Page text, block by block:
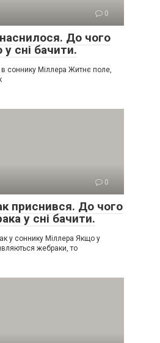
0
До чого
сні бачити.
соннику Міллера Житнє поле,
0
приснився. До чого
у сні бачити.
у соннику Міллера Якщо у
жебраки, то